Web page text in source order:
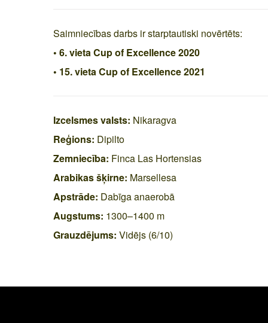
Saimniecības darbs ir starptautiski novērtēts:
• 6. vieta Cup of Excellence 2020
• 15. vieta Cup of Excellence 2021
Izcelsmes valsts: Nikaragva
Reģions: Dipilto
Zemniecība: Finca Las Hortensias
Arabikas šķirne: Marsellesa
Apstrāde: Dabīga anaerobā
Augstums: 1300–1400 m
Grauzdējums: Vidējs (6/10)